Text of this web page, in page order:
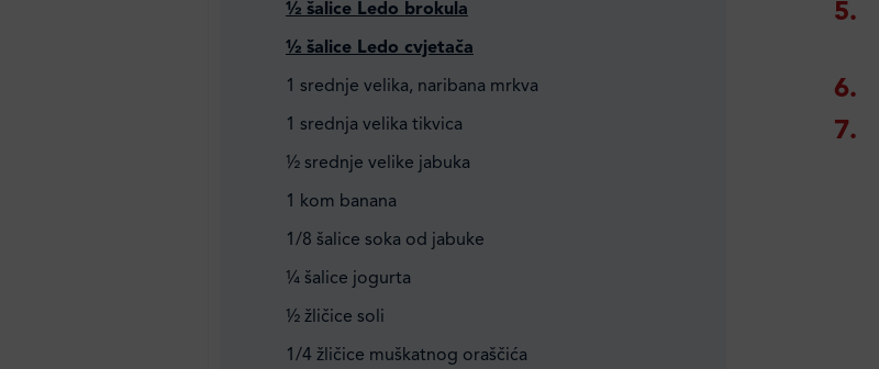
½ šalice Ledo brokula
½ šalice Ledo cvjetača
1 srednje velika, naribana mrkva
1 srednja velika tikvica
½ srednje velike jabuka
1 kom banana
1/8 šalice soka od jabuke
¼ šalice jogurta
½ žličice soli
1/4 žličice muškatnog oraščića